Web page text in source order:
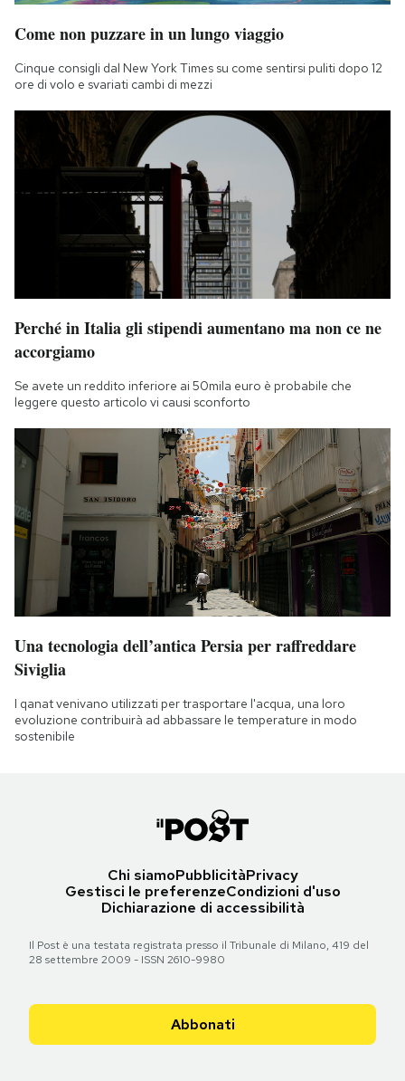
Come non puzzare in un lungo viaggio
Cinque consigli dal New York Times su come sentirsi puliti dopo 12
ore di volo e svariati cambi di mezzi
Perché in Italia gli stipendi aumentano ma non ce ne
accorgiamo
Se avete un reddito inferiore ai 50mila euro è probabile che
leggere questo articolo vi causi sconforto
Una tecnologia dell’antica Persia per raffreddare
Siviglia
I qanat venivano utilizzati per trasportare l'acqua, una loro
evoluzione contribuirà ad abbassare le temperature in modo
sostenibile
Chi siamoPubblicitàPrivacy
Gestisci le preferenzeCondizioni d'uso
Dichiarazione di accessibilità
Il Post è una testata registrata presso il Tribunale di Milano, 419 del
28 settembre 2009 - ISSN 2610-9980
Abbonati